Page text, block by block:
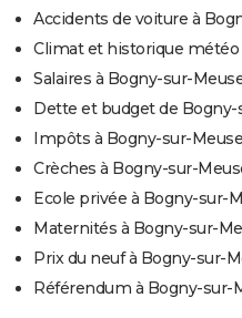
Accidents de voiture à
Climat et historique
Salaires à Bogny-sur-
Dette et budget de Bogny-
Impôts à Bogny-sur-Meuse
Crèches à Bogny-sur-
Ecole privée à Bogny-sur-
Maternités à Bogny-sur-
Prix du neuf à Bogny-sur-
Référendum à Bogny-sur-